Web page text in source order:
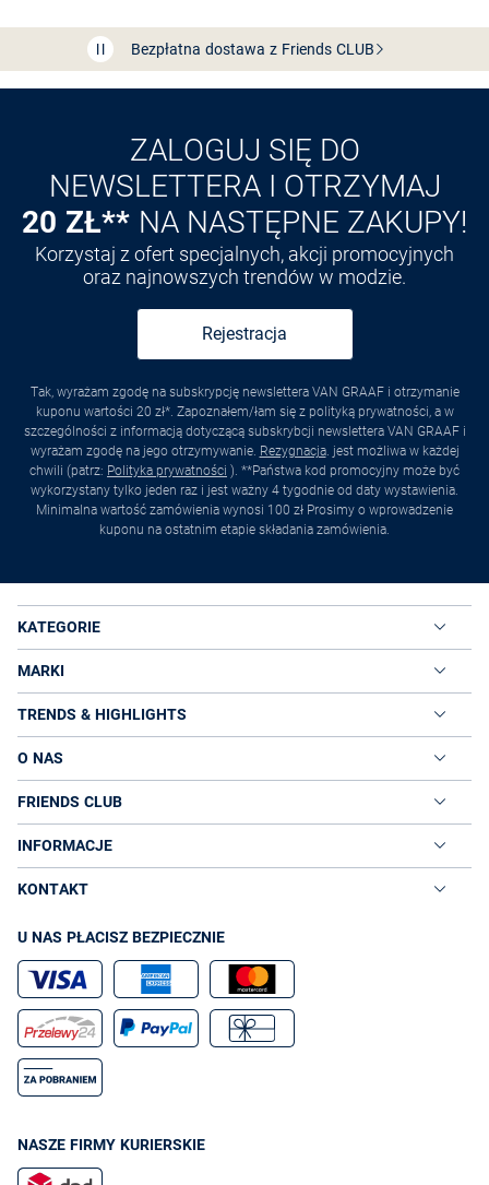
Bezpłatna dostawa z FriendsCLUB
Przedłużenie czasu zwrotu towaru: 60 dni
ZALOGUJ SIĘ DO
NEWSLETTERA I OTRZYMAJ
20 ZŁ** NA NASTĘPNE ZAKUPY!
Korzystaj z ofert specjalnych, akcji promocyjnych
oraz najnowszych trendów w modzie.
Rejestracja
Tak, wyrażam zgodę na subskrypcję newslettera VAN GRAAF i otrzymanie
kuponu wartości 20 zł*. Zapoznałem/łam się z polityką prywatności, a w
szczególności z informacją dotyczącą subskrybcji newslettera VAN GRAAF i
wyrażam zgodę na jego otrzymywanie. Rezygnacja. jest możliwa w każdej
chwili (patrz: Polityka prywatności ). **Państwa kod promocyjny może być
wykorzystany tylko jeden raz i jest ważny 4 tygodnie od daty wystawienia.
Minimalna wartość zamówienia wynosi 100 zł Prosimy o wprowadzenie
kuponu na ostatnim etapie składania zamówienia.
KATEGORIE
MARKI
TRENDS & HIGHLIGHTS
O NAS
FRIENDS CLUB
INFORMACJE
KONTAKT
U NAS PŁACISZ BEZPIECZNIE
NASZE FIRMY KURIERSKIE